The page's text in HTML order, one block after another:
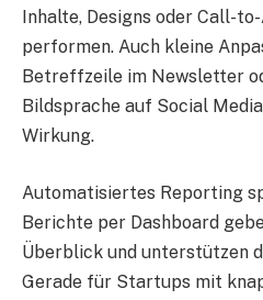
Inhalte, Designs oder Call-
performen. Auch kleine
Betreffzeile im Newsletter
Bildsprache auf Social
Wirkung.
Automatisiertes Reporting
Berichte per Dashboard
Überblick und unterstützen
Gerade für Startups mit